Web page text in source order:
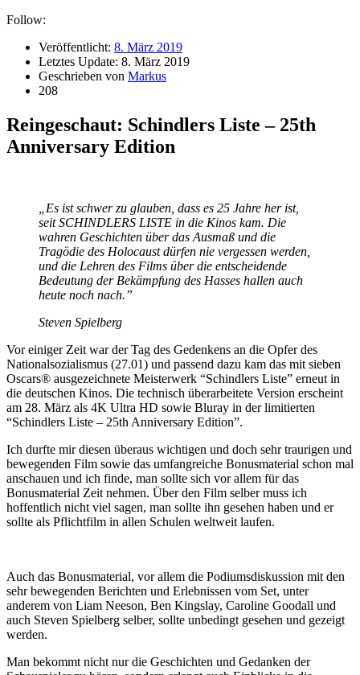
Follow:
Veröffentlicht: 8. März 2019
Letztes Update: 8. März 2019
Geschrieben von Markus
208
Reingeschaut: Schindlers Liste – 25th
Anniversary Edition
„Es ist schwer zu glauben, dass es 25 Jahre her ist,
seit SCHINDLERS LISTE in die Kinos kam. Die
wahren Geschichten über das Ausmaß und die
Tragödie des Holocaust dürfen nie vergessen werden,
und die Lehren des Films über die entscheidende
Bedeutung der Bekämpfung des Hasses hallen auch
heute noch nach.”
Steven Spielberg
Vor einiger Zeit war der Tag des Gedenkens an die Opfer des
Nationalsozialismus (27.01) und passend dazu kam das mit sieben
Oscars® ausgezeichnete Meisterwerk “Schindlers Liste” erneut in
die deutschen Kinos. Die technisch überarbeitete Version erscheint
am 28. März als 4K Ultra HD sowie Bluray in der limitierten
“Schindlers Liste – 25th Anniversary Edition”.
Ich durfte mir diesen überaus wichtigen und doch sehr traurigen und
bewegenden Film sowie das umfangreiche Bonusmaterial schon mal
anschauen und ich finde, man sollte sich vor allem für das
Bonusmaterial Zeit nehmen. Über den Film selber muss ich
hoffentlich nicht viel sagen, man sollte ihn gesehen haben und er
sollte als Pflichtfilm in allen Schulen weltweit laufen.
Auch das Bonusmaterial, vor allem die Podiumsdiskussion mit den
sehr bewegenden Berichten und Erlebnissen vom Set, unter
anderem von Liam Neeson, Ben Kingslay, Caroline Goodall und
auch Steven Spielberg selber, sollte unbedingt gesehen und gezeigt
werden.
Man bekommt nicht nur die Geschichten und Gedanken der